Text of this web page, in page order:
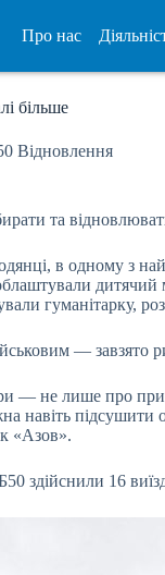
Про нас
більше
Відновлення
та
в одному з
гуманітарку,
— завзято
не лише про
навіть підсушити
«Азов».
здійснили 16